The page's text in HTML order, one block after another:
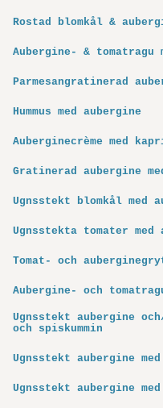
Rostad blomkål &
Aubergine- & tomatragu
Parmesangratinerad
Hummus med aubergine
Auberginecrème med
Gratinerad aubergine
Ugnsstekt blomkål med
Ugnsstekta tomater
Tomat- och
Aubergine- och
Ugnsstekt aubergine
och spiskummin
Ugnsstekt aubergine
Ugnsstekt aubergine